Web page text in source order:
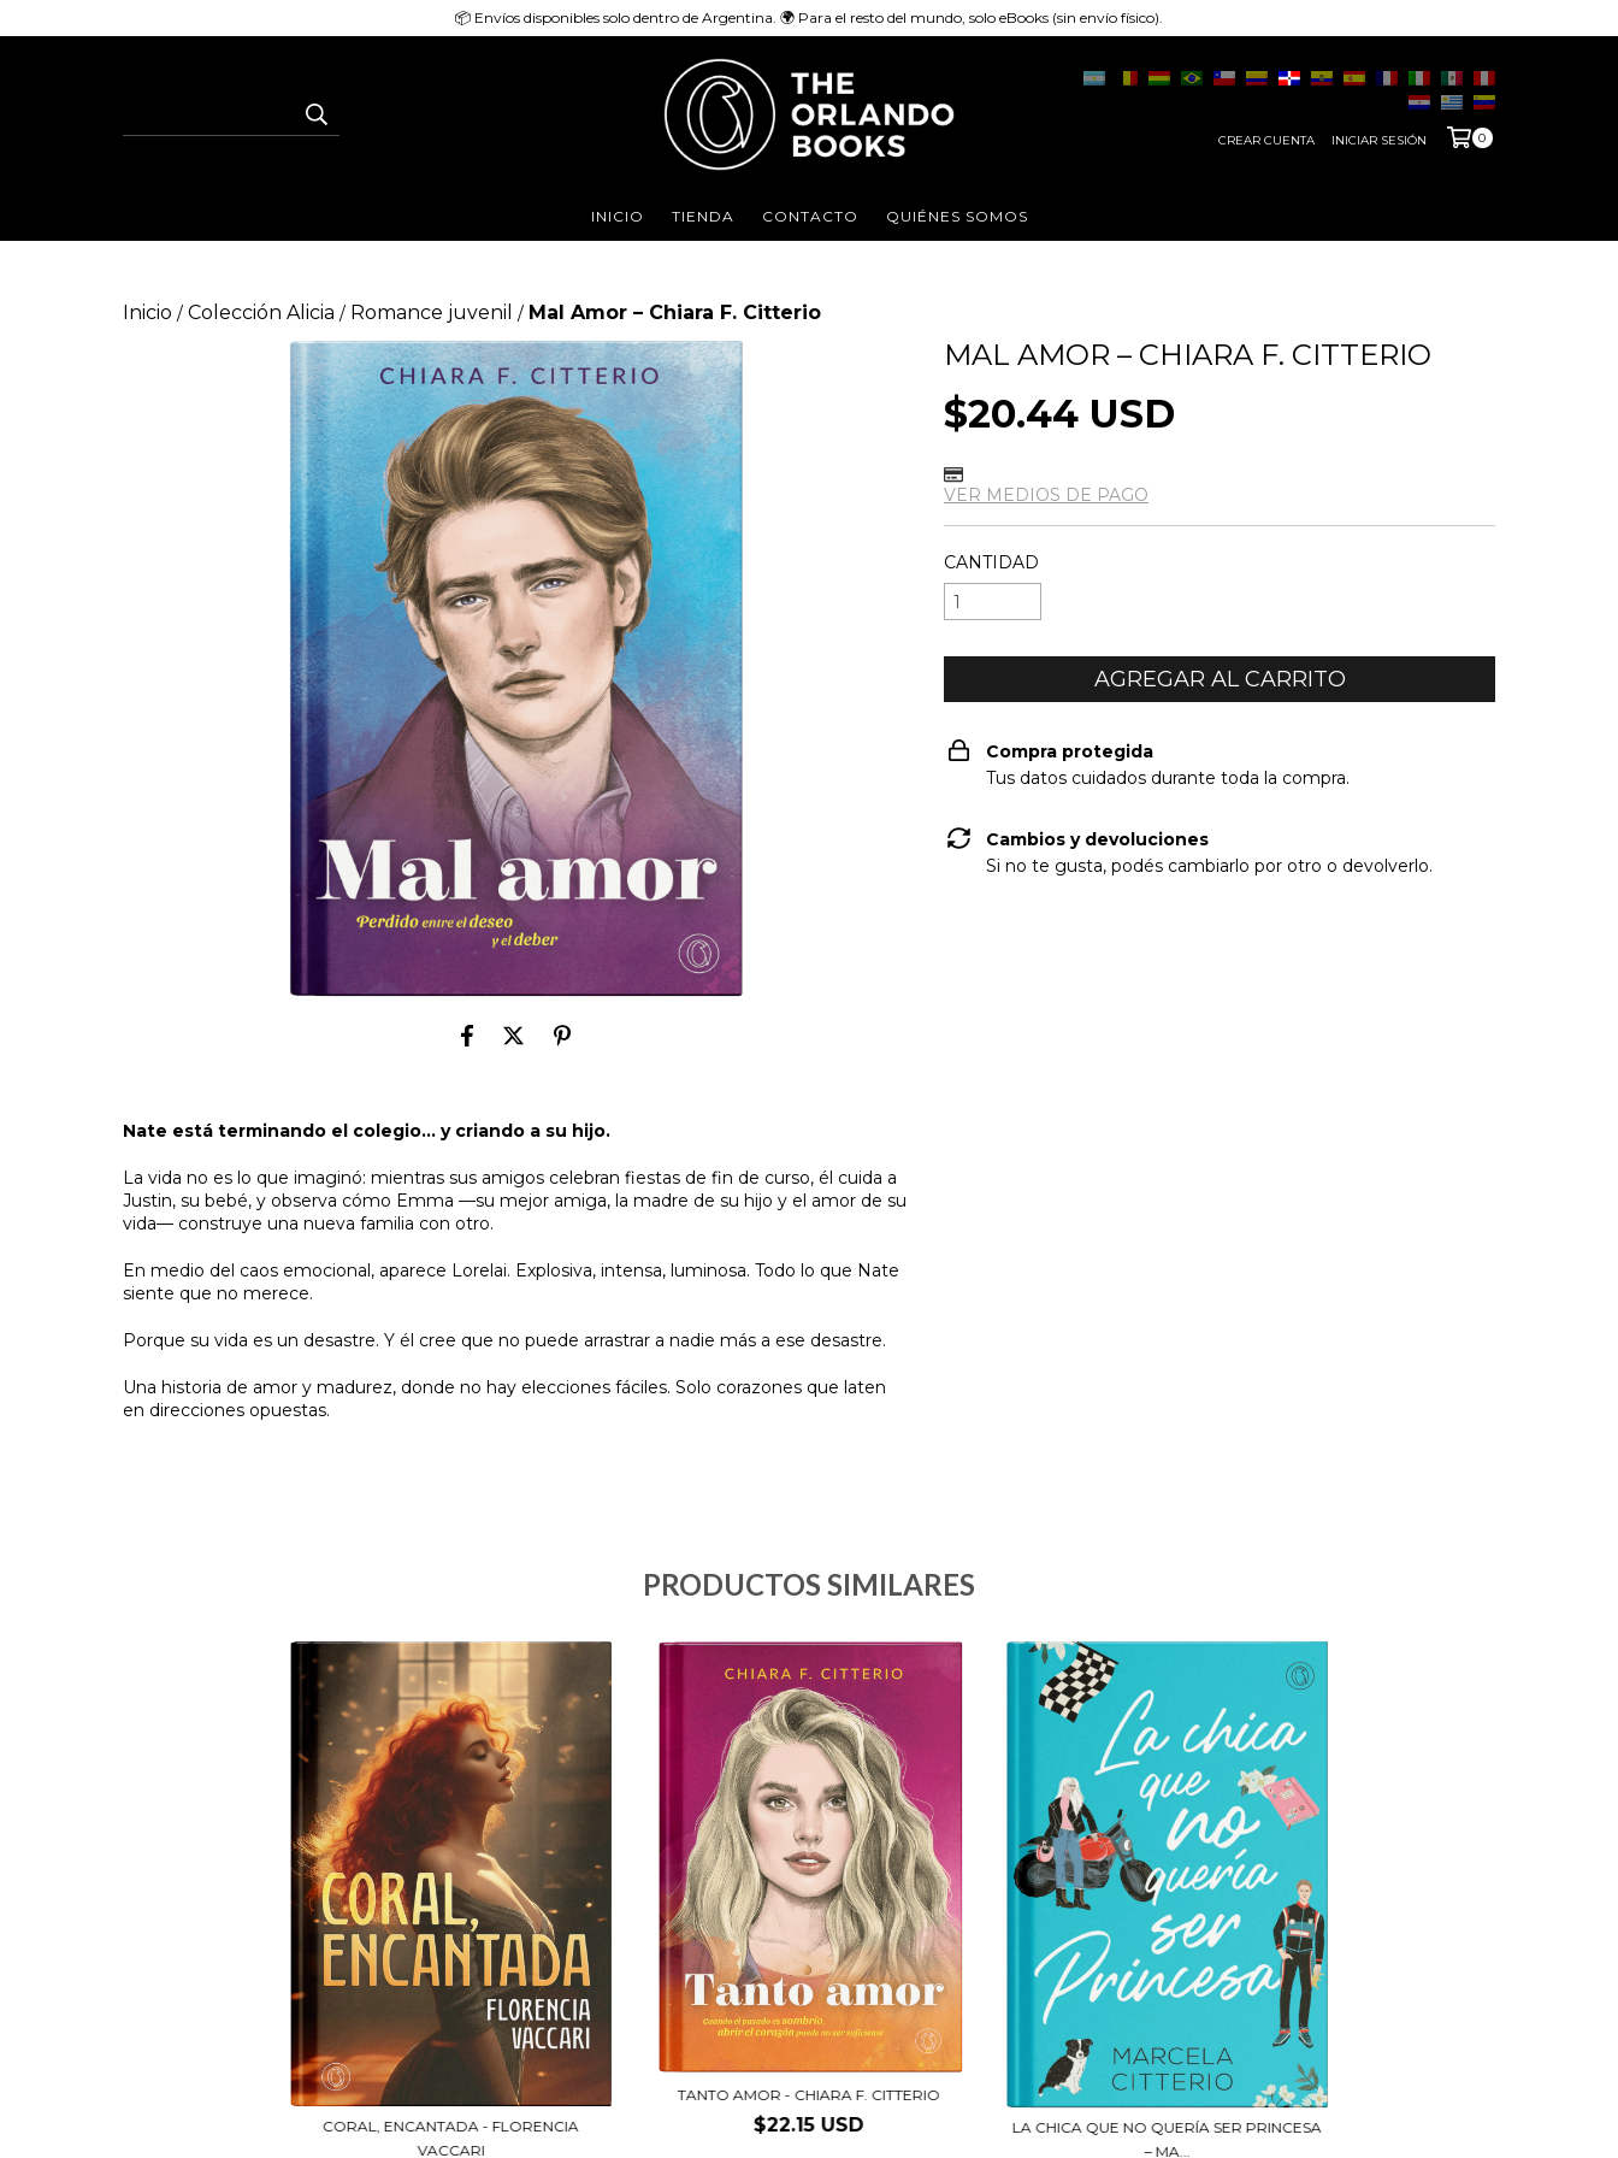
📦 Envíos disponibles solo dentro de Argentina. 🌍 Para el resto del mundo, solo eBooks (sin envío físico).
CREAR CUENTA INICIAR SESIÓN 0
INICIO TIENDA CONTACTO QUIÉNES SOMOS
Inicio / Colección Alicia / Romance juvenil / Mal Amor – Chiara F. Citterio
Nate está terminando el colegio… y criando a su hijo.
La vida no es lo que imaginó: mientras sus amigos celebran fiestas de fin de curso, él cuida a
Justin, su bebé, y observa cómo Emma —su mejor amiga, la madre de su hijo y el amor de su
vida— construye una nueva familia con otro.
En medio del caos emocional, aparece Lorelai. Explosiva, intensa, luminosa. Todo lo que Nate
siente que no merece.
Porque su vida es un desastre. Y él cree que no puede arrastrar a nadie más a ese desastre.
Una historia de amor y madurez, donde no hay elecciones fáciles. Solo corazones que laten
en direcciones opuestas.
MAL AMOR – CHIARA F. CITTERIO
$20.44 USD
VER MEDIOS DE PAGO
CANTIDAD
Compra protegida
Tus datos cuidados durante toda la compra.
Cambios y devoluciones
Si no te gusta, podés cambiarlo por otro o devolverlo.
PRODUCTOS SIMILARES
CORAL, ENCANTADA - FLORENCIA
VACCARI
TANTO AMOR - CHIARA F. CITTERIO
$22.15 USD
LA CHICA QUE NO QUERÍA SER PRINCESA
– MA...